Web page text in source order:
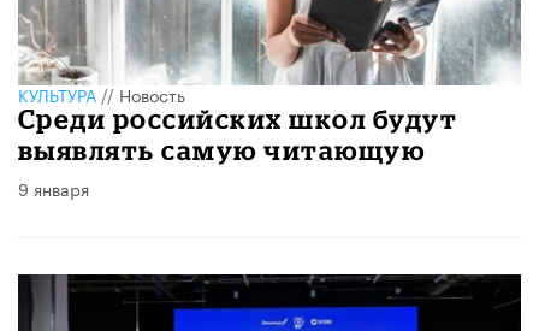
КУЛЬТУРА// Новость
Среди российских школ будут
выявлять самую читающую
9 января